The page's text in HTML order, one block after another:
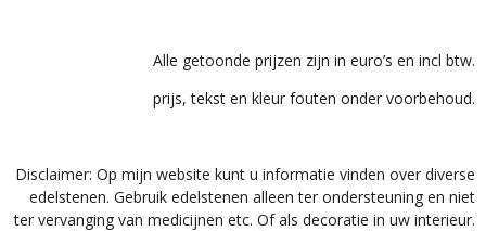
Alle getoonde prijzen zijn in euro’s en incl btw.
prijs, tekst en kleur fouten onder voorbehoud.
Disclaimer: Op mijn website kunt u informatie vinden over diverse
edelstenen. Gebruik edelstenen alleen ter ondersteuning en niet
ter vervanging van medicijnen etc. Of als decoratie in uw interieur.